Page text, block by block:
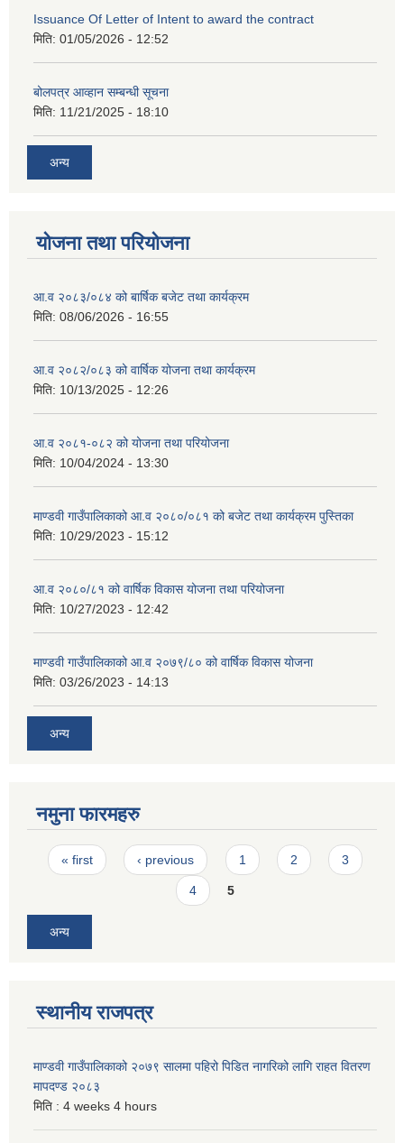
Issuance Of Letter of Intent to award the contract
मिति: 01/05/2026 - 12:52
बोलपत्र आव्हान सम्बन्धी सूचना
मिति: 11/21/2025 - 18:10
अन्य
योजना तथा परियोजना
आ.व २०८३/०८४ को बार्षिक बजेट तथा कार्यक्रम
मिति: 08/06/2026 - 16:55
आ.व २०८२/०८३ को वार्षिक योजना तथा कार्यक्रम
मिति: 10/13/2025 - 12:26
आ.व २०८१-०८२ को योजना तथा परियोजना
मिति: 10/04/2024 - 13:30
माण्डवी गाउँपालिकाको आ.व २०८०/०८१ को बजेट तथा कार्यक्रम पुस्तिका
मिति: 10/29/2023 - 15:12
आ.व २०८०/८१ को वार्षिक विकास योजना तथा परियोजना
मिति: 10/27/2023 - 12:42
माण्डवी गाउँपालिकाको आ.व २०७९/८० को वार्षिक विकास योजना
मिति: 03/26/2023 - 14:13
अन्य
नमुना फारमहरु
Pages
« first ‹ previous 1 2 3
4 5
अन्य
स्थानीय राजपत्र
माण्डवी गाउँपालिकाको २०७९ सालमा पहिरो पिडित नागरिको लागि राहत वितरण
मापदण्ड २०८३
मिति : 4 weeks 4 hours